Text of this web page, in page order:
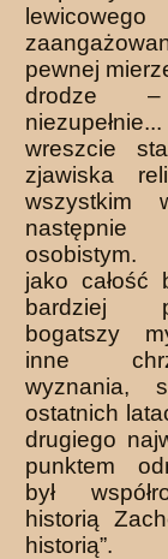
lewicowego
pewnej
drodze
wreszcie
zjawiska
wszystkim
osobistym.
jako całość
bardziej
bogatszy
inne
wyznania,
ostatnich
drugiego
punktem
był
historią
historią”.